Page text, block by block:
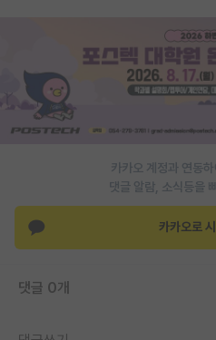
카카오 계정과 연동
댓글 알람, 소식등을
카카오로
댓글 0개